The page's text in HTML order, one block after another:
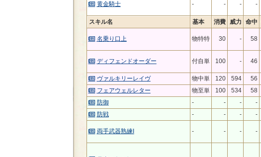
黄金騎士 - - - -
スキル名
基本 消費 威力 命中
名乗り口上 物特特 30 - 58
ディフェンドオーダー 付自単 100 - 46
ヴァルキリーレイヴ
物中単 120 594 56
フェアウェルレター
物至単 100 534 58
防御
- - - -
防戦
- - - -
両手武器熟練I - - - -